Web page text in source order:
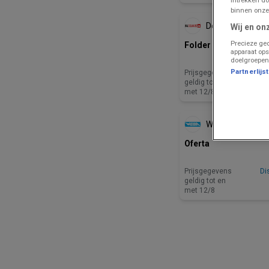
ZOJUIST
Delhaize
Folder Delhaize - NL
Prijsgegevens
geldig tot en
met 12/8
Weba
Oferta
Prijsgegevens
geldig tot en
met 12/8
binnen
Wij en
Precieze
apparaat